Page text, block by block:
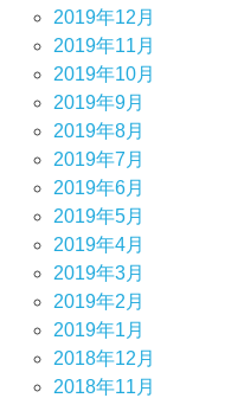
2019年12月
2019年11月
2019年10月
2019年9月
2019年8月
2019年7月
2019年6月
2019年5月
2019年4月
2019年3月
2019年2月
2019年1月
2018年12月
2018年11月